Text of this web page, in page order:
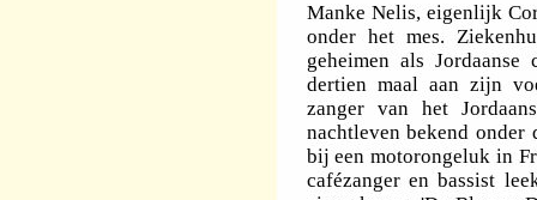
Manke Nelis, eigenlijk
onder het mes.
geheimen als
dertien maal aan zijn
zanger van het
nachtleven bekend onder
bij een motorongeluk in
cafézanger en bassist